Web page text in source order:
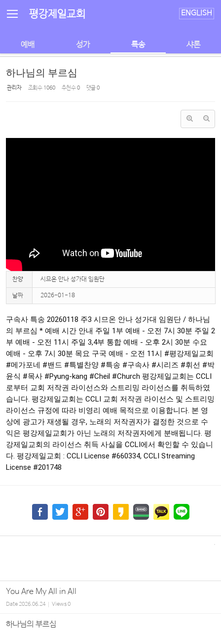
평강제일교회 ENGLISH
예배 성가 특송 샤론
하나님의 부르심
관리자 조회 수 1060 추천 수0 댓글0
찬양 시므온 안나 성가대 임원단
날짜 2026-01-18
구속사 특송 20260118 주3 시므온 안나 성가대 임원단 / 하나님
의 부르심 * 예배 시간 안내 주일 1부 예배 - 오전 7시 30분 주일 2
부 예배 - 오전 11시 주일 3,4부 통합 예배 - 오후 2시 30분 수요
예배 - 오후 7시 30분 목요 구국 예배 - 오전 11시 #평강제일교회
#메가포네 #밴드 #특별찬양 #특송 #구속사 #시리즈 #휘선 #박
윤식 #목사 #Pyung-kang #Cheil #Church 평강제일교회는 CCLI
로부터 교회 저작권 라이선스와 스트리밍 라이선스를 취득하였
습니다. 평강제일교회는 CCLI 교회 저작권 라이선스 및 스트리밍
라이선스 규정에 따라 비영리 예배 목적으로 이용합니다. 본 영
상에 광고가 재생될 경우, 노래의 저작권자가 결정한 것으로 수
익은 평강제일교회가 아닌 노래의 저작권자에게 분배됩니다. 평
강제일교회의 라이선스 취득 사실을 CCLI에서 확인할 수 있습니
다. 평강제일교회 : CCLI License #660334, CCLI Streaming
License #201748
You Are My All in All
Date2026.06.24 Views0
하나님의 부르심